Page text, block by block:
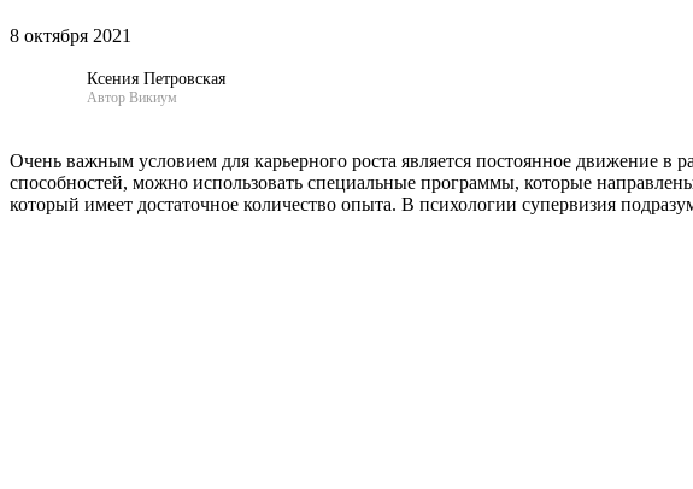
8 октября 2021
Ксения Петровская
Автор Викиум
Очень важным условием для карьерного роста является постоянное движение в
способностей, можно использовать специальные программы, которые
который имеет достаточное количество опыта. В психологии супервизия